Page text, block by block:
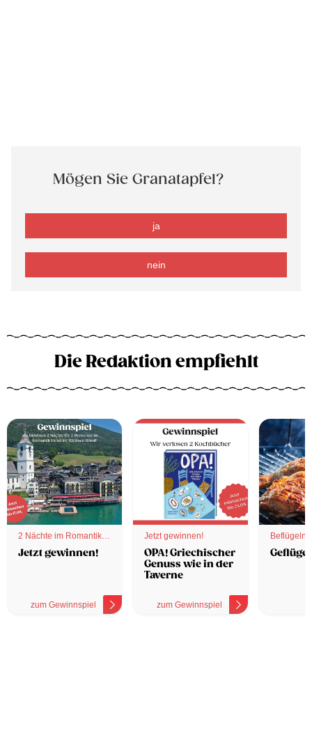
Mögen Sie Granatapfel?
ja
nein
Die Redaktion empfiehlt
2 Nächte im Romantik
Hotel
Jetzt gewinnen!
zum Gewinnspiel
Jetzt gewinnen!
OPA! Griechischer
Genuss wie in der
Taverne
zum Gewinnspiel